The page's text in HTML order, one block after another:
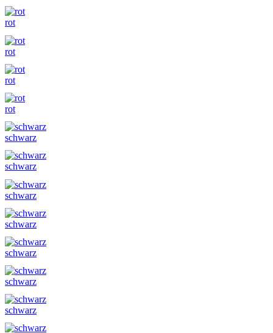
rot
rot
rot
rot
schwarz
schwarz
schwarz
schwarz
schwarz
schwarz
schwarz